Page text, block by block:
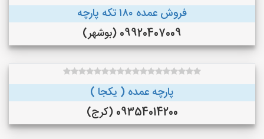
فروش عمده ۱۸۰ تکه پارچه
09920407009 (بوشهر)
پارچه عمده ( یکجا )
09354014200 (کرج)